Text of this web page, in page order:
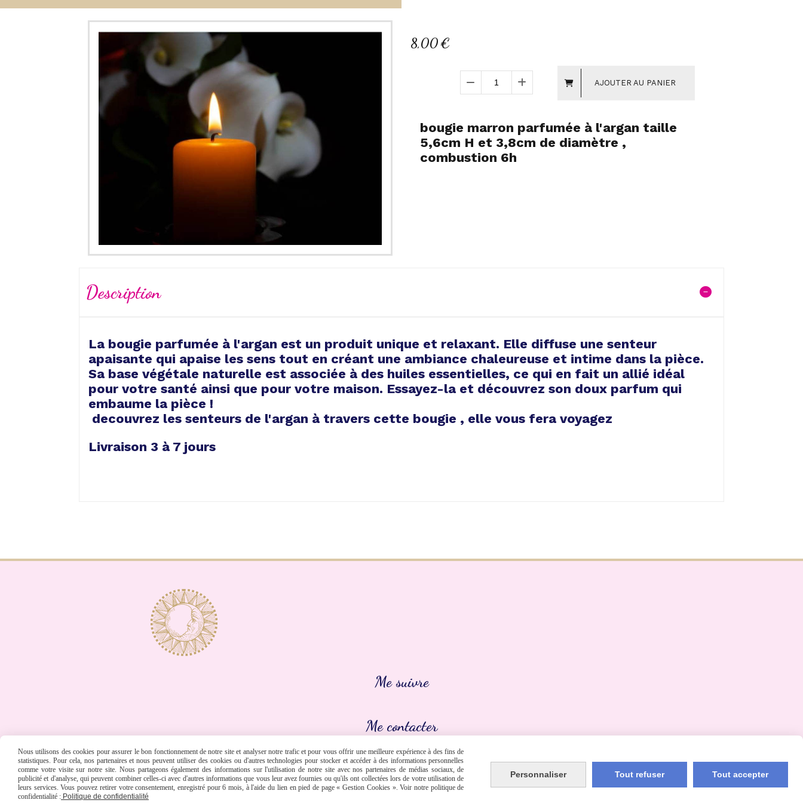
8,00€
AJOUTER AU PANIER
bougie marron parfumée à l'argan taille
5,6cm H et 3,8cm de diamètre ,
combustion 6h
Description
La bougie parfumée à l'argan est un produit unique et relaxant. Elle diffuse une senteur
apaisante qui apaise les sens tout en créant une ambiance chaleureuse et intime dans la pièce.
Sa base végétale naturelle est associée à des huiles essentielles, ce qui en fait un allié idéal
pour votre santé ainsi que pour votre maison. Essayez-la et découvrez son doux parfum qui
embaume la pièce !
decouvrez les senteurs de l'argan à travers cette bougie , elle vous fera voyagez
Livraison 3 à 7 jours
Me suivre
Me contacter
 
Nous utilisons des cookies pour assurer le bon fonctionnement de notre site et analyser notre trafic et pour vous offrir une meilleure expérience à des fins de
statistiques. Pour cela, nos partenaires et nous peuvent utiliser des cookies ou d'autres technologies pour stocker et accéder à des informations personnelles
comme votre visite sur notre site. Nous partageons également des informations sur l'utilisation de notre site avec nos partenaires de médias sociaux, de
publicité et d'analyse, qui peuvent combiner celles-ci avec d'autres informations que vous leur avez fournies ou qu'ils ont collectées lors de votre utilisation de
leurs services. Vous pouvez retirer votre consentement, enregistré pour 6 mois, à l'aide du lien en pied de page « Gestion Cookies ». Voir notre politique de
confidentialité : Politique de confidentialité
Personnaliser Tout refuser Tout accepter